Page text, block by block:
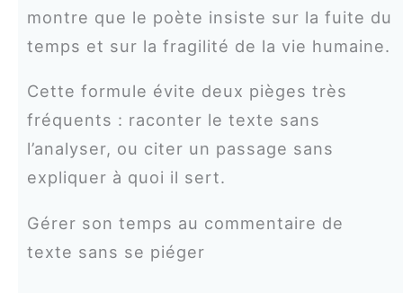
montre que le poète insiste sur la fuite du
temps et sur la fragilité de la vie humaine.
Cette formule évite deux pièges très
fréquents : raconter le texte sans
l’analyser, ou citer un passage sans
expliquer à quoi il sert.
Gérer son temps au commentaire de
texte sans se piéger